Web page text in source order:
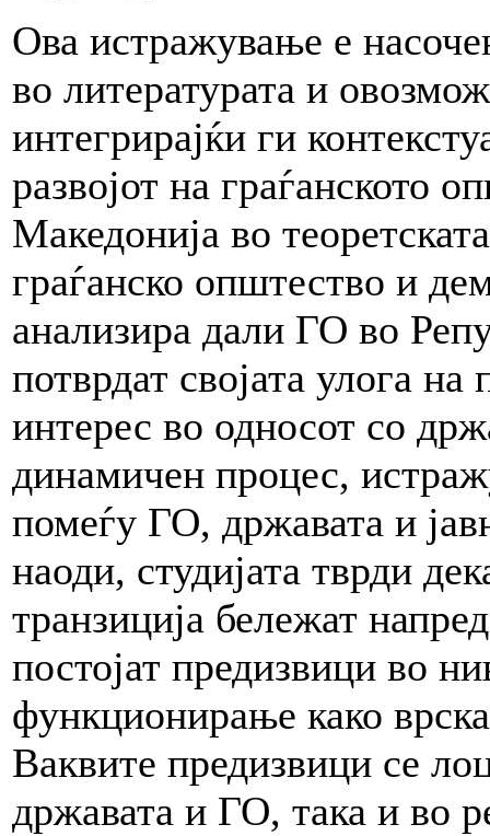
Ова истражување е
во литературата и
интегрирајќи ги
развојот на граѓанското
Македонија во
граѓанско општество и
анализира дали ГО во
потврдат својата улога
интерес во односот со
динамичен процес,
помеѓу ГО, државата и
наоди, студијата тврди
транзиција бележат
постојат предизвици во
функционирање како
Ваквите предизвици се
државата и ГО, така и во